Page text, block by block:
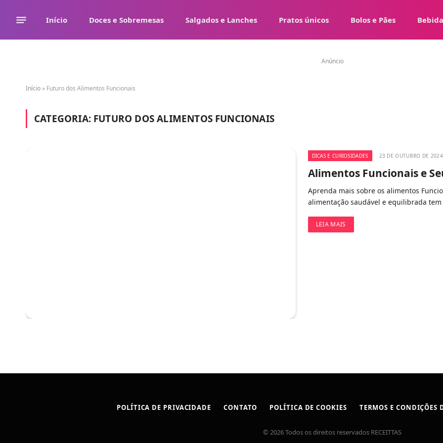
Início Doces e Sobremesas Salgados e Lanches Pratos únicos Bolos e Pães
Anúncio
Início » Futuro dos Alimentos Funcionais
CATEGORIA: FUTURO DOS ALIMENTOS FUNCIONAIS
DICAS E CURIOSIDADES 23 DE OUTUBRO DE 2024
Alimentos Funcionais e
Aprenda mais sobre os alimentos
alimentação saudável e equilibrada
LEIA MAIS
POLÍTICA DE PRIVACIDADE CONTATO POLÍTICA DE COOKIES TERMOS E CONDIÇÕES
© 2026 Todos os direitos reservados RECEITTAS